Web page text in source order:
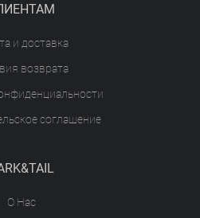
и доставка
возврата
соглашение
О Нас